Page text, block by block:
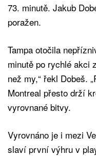
73. minutě. Jakub
poražen.
Tampa otočila
minutě po rychlé akci
než my,“ řekl Dobeš.
Montreal přesto drží
vyrovnané bitvy.
Vyrovnáno je i mezi
slaví první výhru v